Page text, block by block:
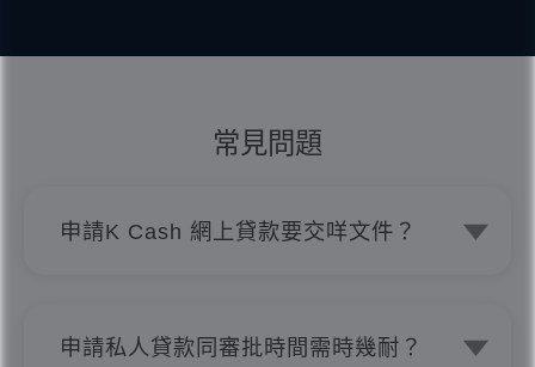
常見問題
申請K Cash 網上貸款要交咩文件？
申請私人貸款同審批時間需時幾耐？